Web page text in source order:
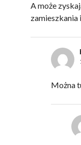
A może
Można